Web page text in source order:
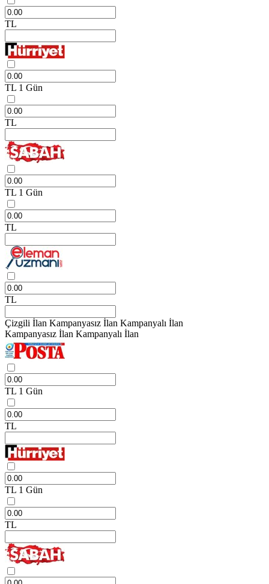
TL
TL 1 Gün
TL
TL 1 Gün
TL
TL
Çizgili İlan Kampanyasız İlan Kampanyalı İlan
Kampanyasız İlan Kampanyalı İlan
TL 1 Gün
TL
TL 1 Gün
TL